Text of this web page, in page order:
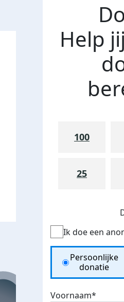
Help
100
25
Ik doe een
Donation
Persoonlijke
donatie
Voornaam*